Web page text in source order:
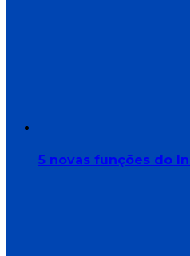
5 novas funções do